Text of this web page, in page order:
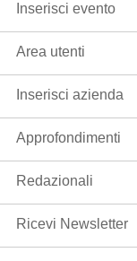
Inserisci evento
Area utenti
Inserisci azienda
Approfondimenti
Redazionali
Ricevi Newsletter